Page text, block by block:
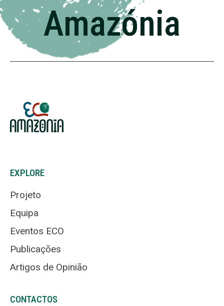
Amazónia
EXPLORE
Projeto
Equipa
Eventos ECO
Publicações
Artigos de Opinião
CONTACTOS